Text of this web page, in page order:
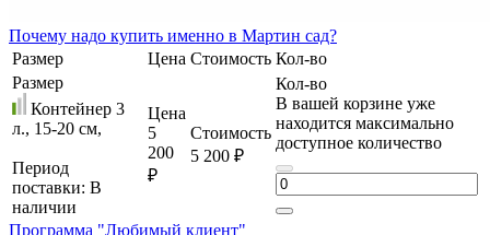
Почему надо купить именно в Мартин сад?
Размер
Цена Стоимость Кол-во
Размер
Контейнер 3
л., 15-20 см,
Период
поставки: В
наличии
Цена
5
200
₽
Стоимость
5 200 ₽
Кол-во
В вашей корзине уже
находится максимально
доступное количество
Программа "Любимый клиент"